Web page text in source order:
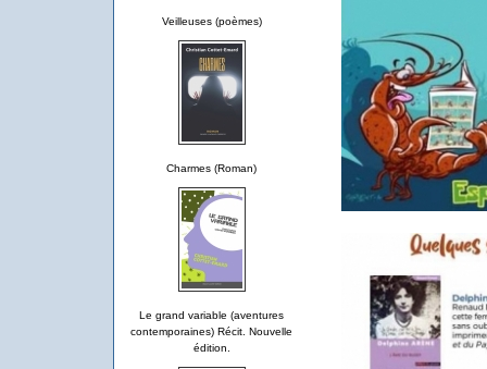
Veilleuses (poèmes)
Charmes (Roman)
Le grand variable (aventures
contemporaines) Récit. Nouvelle
édition.